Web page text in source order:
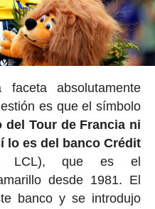
absolutamente
es que el símbolo
del Tour de Francia ni
lo es del banco Crédit
LCL), que es el
desde 1981. El
banco y se introdujo